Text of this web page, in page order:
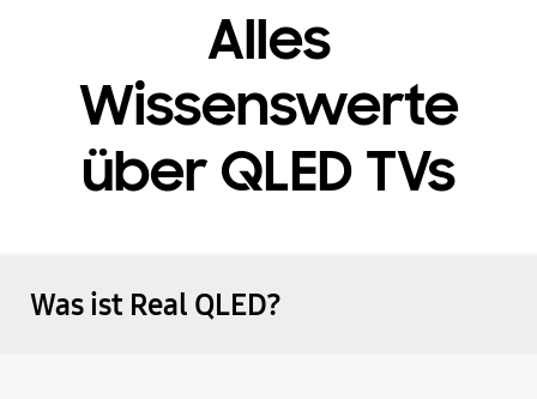
Alles
Wissenswerte
über QLED TVs
Was ist Real QLED?